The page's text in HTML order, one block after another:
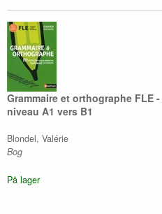
Grammaire et orthographe FLE
niveau A1 vers B1
Blondel, Valérie
Bog
På lager